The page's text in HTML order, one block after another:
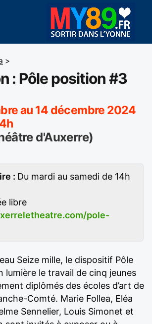
>
: Pôle position #3
au 14 décembre 2024
d'Auxerre)
: Du mardi au samedi de 14h
libre
pole-
Seize mille, le dispositif Pôle
lumière le travail de cinq jeunes
diplômés des écoles d’art de
Comté. Marie Follea, Eléa
Sennelier, Louis Simonet et